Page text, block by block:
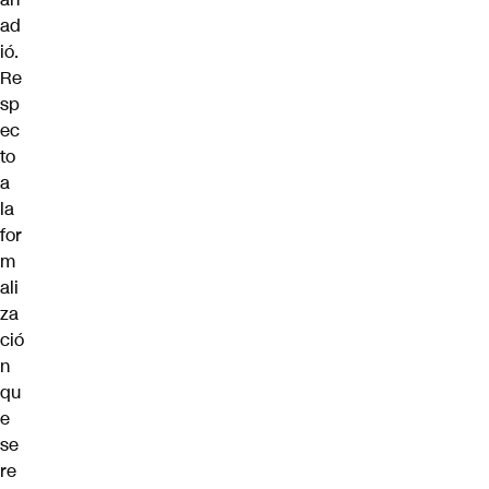
ad
ió.
Re
sp
ec
to
a
la
for
m
ali
za
ció
n
qu
e
se
re